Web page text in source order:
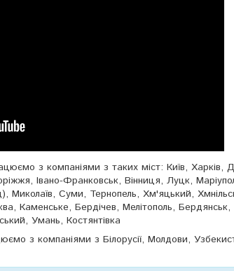
з компаніями з таких міст: Київ, Харків,
Івано-Франковськ, Вінниця, Луцк,
Миколаїв, Суми, Тернопель, Хм'яцький,
Каменське, Бердічев, Мелітополь, Бердянськ,
Умань, Костянтівка
з компаніями з Білорусії, Молдови,